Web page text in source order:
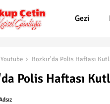
Gezi
Youtube Bozkır'da Polis Haftası
Polis Haftası